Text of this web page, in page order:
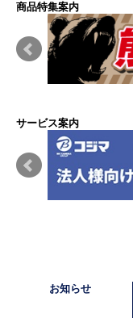
商品特集案内
サービス案内
お知らせ